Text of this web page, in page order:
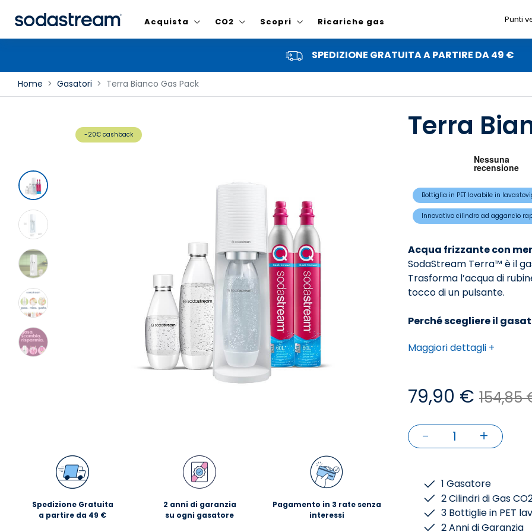
Acquista CO2 Scopri Ricariche gas Punti
SPEDIZIONE GRATUITA A PARTIRE DA 49 €
Home Gasatori Terra Bianco Gas Pack
-20€ cashback
Spedizione Gratuita
a partire da 49 €
2 anni di garanzia
su ogni gasatore
Pagamento in 3 rate senza
interessi
Terra
Bottiglia in PET lavabile in
Innovativo cilindro ad aggancio
Acqua frizzante con
SodaStream Terra™ è il
Trasforma l’acqua di
tocco di un pulsante.
Perché scegliere il
✔️Sostenibile
aggiungere deliziosi aromi.
✔️ Comodo
Riduci lo spreco di spazio
plastica.
Puoi decidere il livello di
sia chi preferisce acqua
gassata.
Pratico
Maggiori dettagli +
79,90 € 154,85
-
1 +
1 Gasatore
2 Cilindri di Gas
3 Bottiglie in PET
2 Anni di Garanzia